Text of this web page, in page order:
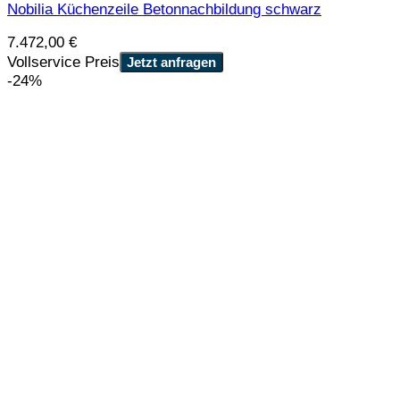
Nobilia Küchenzeile Betonnachbildung schwarz
7.472,00 €
Vollservice Preis Jetzt anfragen
-24%